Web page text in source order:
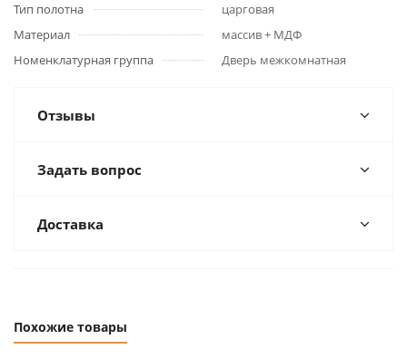
Тип полотна
царговая
Материал
массив + МДФ
Номенклатурная группа
Дверь межкомнатная
Отзывы
Задать вопрос
Доставка
Похожие товары